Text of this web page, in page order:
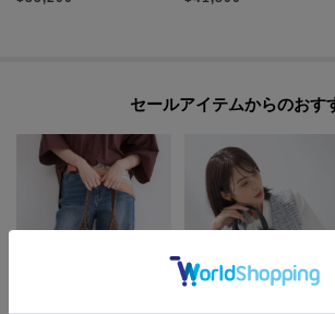
セールアイテムからのおす